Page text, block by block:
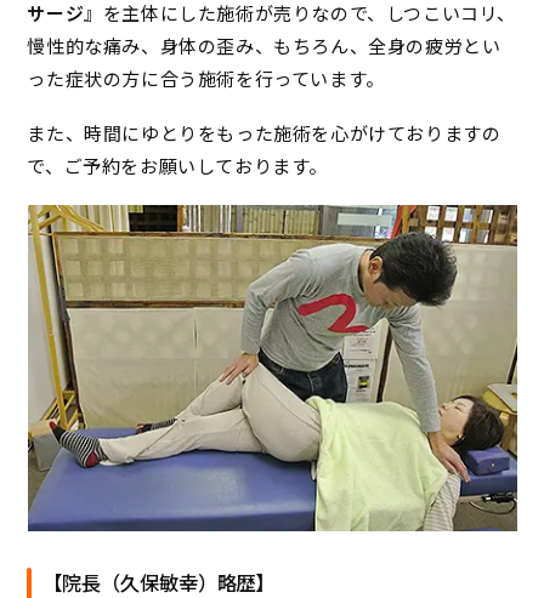
サージ』を主体にした施術が売りなので、しつこいコリ、
慢性的な痛み、身体の歪み、もちろん、全身の疲労とい
った症状の方に合う施術を行っています。
また、時間にゆとりをもった施術を心がけておりますの
で、ご予約をお願いしております。
【院長（久保敏幸）略歴】